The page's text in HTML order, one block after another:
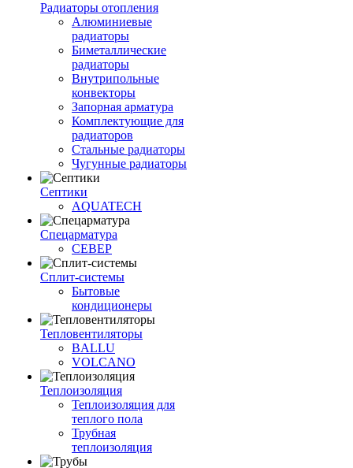
Радиаторы отопления
Алюминиевые
радиаторы
Биметаллические
радиаторы
Внутрипольные
конвекторы
Запорная арматура
Комплектующие для
радиаторов
Стальные радиаторы
Чугунные радиаторы
Септики
AQUATECH
Спецарматура
СЕВЕР
Сплит-системы
Бытовые
кондиционеры
Тепловентиляторы
BALLU
VOLCANO
Теплоизоляция
Теплоизоляция для
теплого пола
Трубная
теплоизоляция